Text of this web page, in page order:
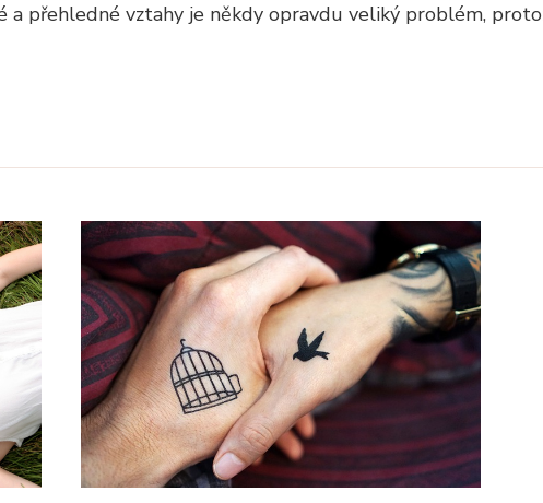
a přehledné vztahy je někdy opravdu veliký problém,